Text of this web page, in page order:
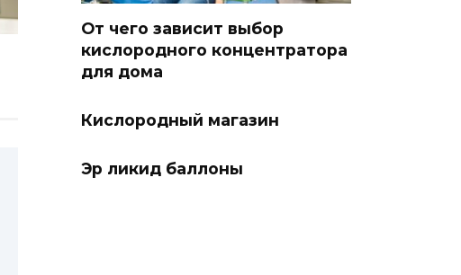
От чего зависит выбор
кислородного концентратора
для дома
Кислородный магазин
Эр ликид баллоны